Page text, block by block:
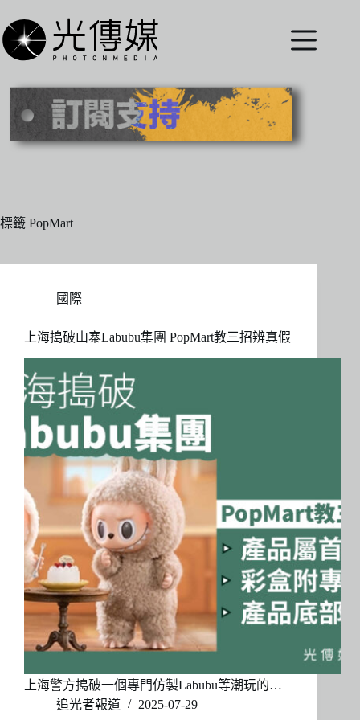
至
主
內
標籤 PopMart
國際
上海搗破山寨Labubu集團 PopMart教三招辨真假
上海警方搗破一個專門仿製Labubu等潮玩的…
追光者報道
2025-07-29